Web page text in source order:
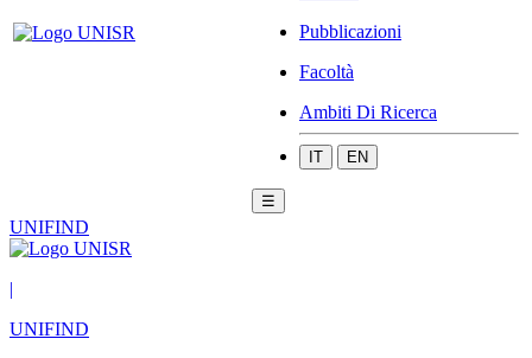
Pubblicazioni
Facoltà
Ambiti Di Ricerca
IT EN
☰
UNIFIND
|
UNIFIND